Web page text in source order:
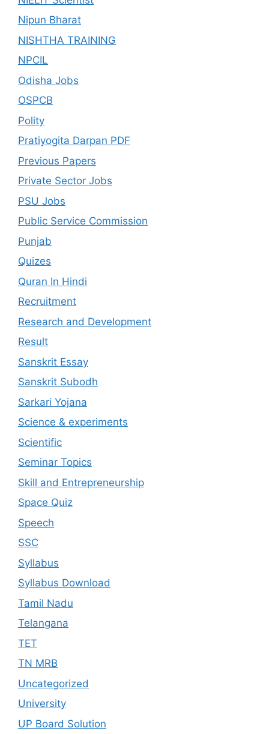
Nipun Bharat
NISHTHA TRAINING
NPCIL
Odisha Jobs
OSPCB
Polity
Pratiyogita Darpan PDF
Previous Papers
Private Sector Jobs
PSU Jobs
Public Service Commission
Punjab
Quizes
Quran In Hindi
Recruitment
Research and Development
Result
Sanskrit Essay
Sanskrit Subodh
Sarkari Yojana
Science & experiments
Scientific
Seminar Topics
Skill and Entrepreneurship
Space Quiz
Speech
SSC
Syllabus
Syllabus Download
Tamil Nadu
Telangana
TET
TN MRB
Uncategorized
University
UP Board Solution